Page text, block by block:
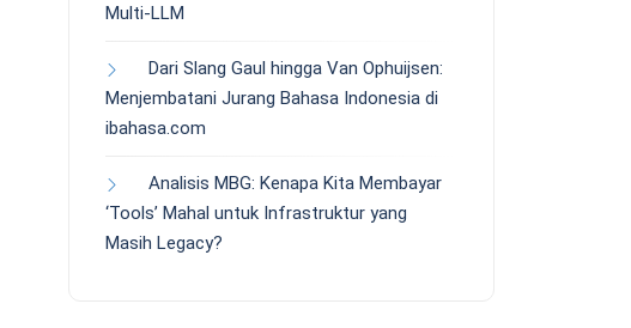
Multi-LLM
Dari Slang Gaul hingga Van Ophuijsen:
Menjembatani Jurang Bahasa Indonesia di
ibahasa.com
Analisis MBG: Kenapa Kita Membayar
‘Tools’ Mahal untuk Infrastruktur yang
Masih Legacy?